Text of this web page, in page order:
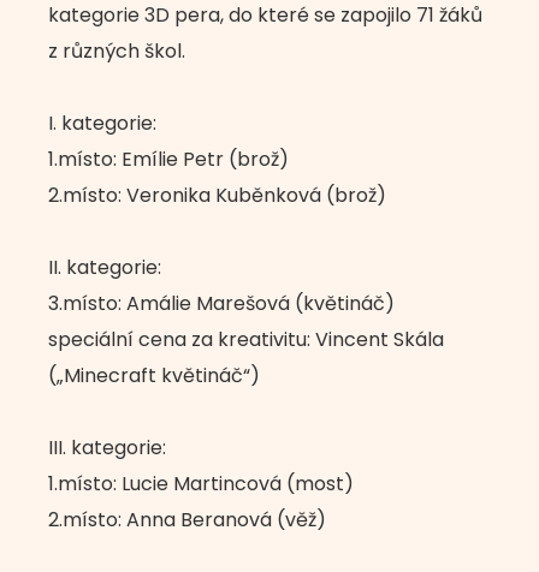
kategorie 3D pera, do které se zapojilo 71 žáků
z různých škol.
I. kategorie:
1.místo: Emílie Petr (brož)
2.místo: Veronika Kuběnková (brož)
II. kategorie:
3.místo: Amálie Marešová (květináč)
speciální cena za kreativitu: Vincent Skála
(„Minecraft květináč“)
III. kategorie:
1.místo: Lucie Martincová (most)
2.místo: Anna Beranová (věž)